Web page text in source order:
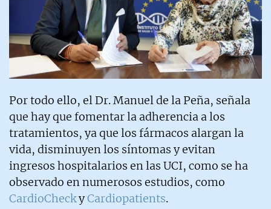
Por todo ello, el Dr. Manuel de la Peña, señala
que hay que fomentar la adherencia a los
tratamientos, ya que los fármacos alargan la
vida, disminuyen los síntomas y evitan
ingresos hospitalarios en las UCI, como se ha
observado en numerosos estudios, como
CardioCheckyCardiopatients.